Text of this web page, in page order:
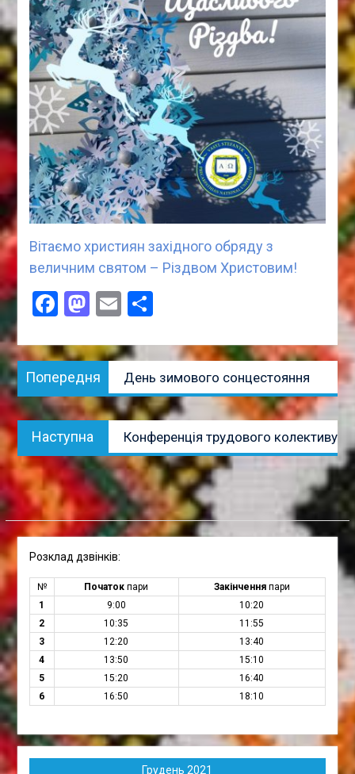
Вітаємо християн західного обряду з
величним святом – Різдвом Христовим!
Facebook
Mastodon
EmailПоділитися
Навігація
записів
Попередня
публікація:
День зимового сонцестояння
Наступна
Наступна
публікація:
Конференція трудового колективу
Розклад дзвінків:
№ Початок пари Закінченняпари
1
9:00
10:20
2
10:35
11:55
3
12:20
13:40
4
13:50
15:10
5
15:20
16:40
6
16:50 18:10
Грудень 2021